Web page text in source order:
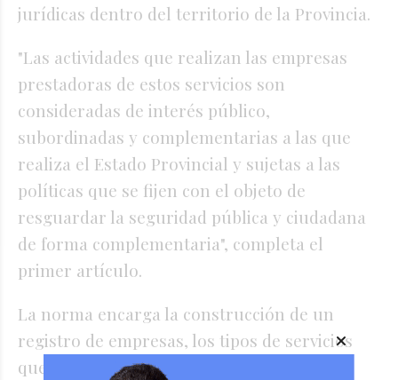
jurídicas dentro del territorio de la Provincia.
"Las actividades que realizan las empresas
prestadoras de estos servicios son
consideradas de interés público,
subordinadas y complementarias a las que
realiza el Estado Provincial y sujetas a las
políticas que se fijen con el objeto de
resguardar la seguridad pública y ciudadana
de forma complementaria", completa el
primer artículo.
La norma encarga la construcción de un
registro de empresas, los tipos de servicios
que pueden prestar así como las